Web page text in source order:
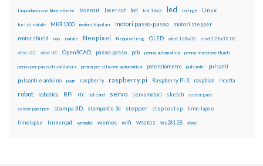
lampadario con fibre ottiche lasercut laser cut lcd lcd 16x2 led led rgb Linux
luci di natale MKR1000 motori bipolari motori passo-passo motori stepper
motor shield nas natale Neopixel Neopixel ring OLED oled 128x32 oled 128x32 IIC
oled i2C oled IIC OpenSCAD passo-passo pcb penna automatica penna iniezione fluidi
penna per pasta di saldatura penna per silicone automatica potenziometro pulsante pulsanti
pulsanti e arduino pwm raspberry raspberry pi Raspberry Pi 3 raspbian ricetta
robot robotica RPi rtc sd card servo servomotori sketch solder past
solder past pen stampa 3D stampante 3d stepper step to step time-lapse
timelapse tinkercad wemake wemos wifi WS2812 ws2812B xbee